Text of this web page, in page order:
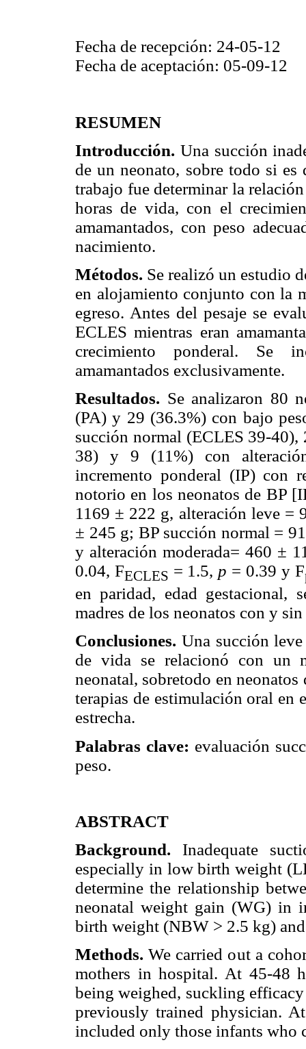
Fecha de recepción: 24-05-12
Fecha de aceptación: 05-09-12
RESUMEN
Introducción. Una succión
de un neonato, sobre todo si
trabajo fue determinar la
horas de vida, con el
amamantados, con peso
nacimiento.
Métodos. Se realizó un estudio
en alojamiento conjunto con la
egreso. Antes del pesaje se
ECLES mientras eran
crecimiento ponderal. Se
amamantados exclusivamente.
Resultados. Se analizaron 80
(PA) y 29 (36.3%) con bajo
succión normal (ECLES 39-
38) y 9 (11%) con
incremento ponderal (IP) con
notorio en los neonatos de BP
1169 ± 222 g, alteración leve =
± 245 g; BP succión normal =
y alteración moderada= 460 ±
0.04, FECLES = 1.5, p = 0.39 y F
en paridad, edad gestacional,
madres de los neonatos con y
Conclusiones. Una succión
de vida se relacionó con un
neonatal, sobretodo en
terapias de estimulación oral en
estrecha.
Palabras clave: evaluación
peso.
ABSTRACT
Background. Inadequate
especially in low birth weight
determine the relationship
neonatal weight gain (WG) in
birth weight (NBW > 2.5 kg)
Methods. We carried out a
mothers in hospital. At 45-48
being weighed, suckling efficacy
previously trained physician.
included only those infants who